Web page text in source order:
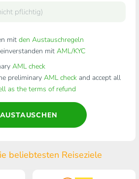
mit den Austauschregeln
mit AML/KYC
AML check
preliminary AML checkand accept all
as the terms of refund
AUSTAUSCHEN
beliebtesten Reiseziele